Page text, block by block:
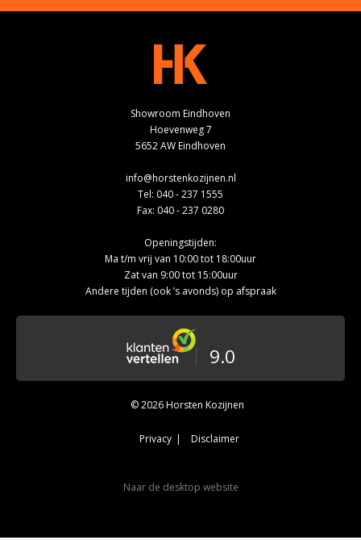
Showroom Eindhoven
Hoevenweg 7
5652 AW Eindhoven
info@horstenkozijnen.nl
Tel: 040 - 237 1555
Fax: 040 - 237 0280
Openingstijden:
Ma t/m vrij van 10:00 tot 18:00uur
Zat van 9:00 tot 15:00uur
Andere tijden (ook ’s avonds) op afspraak
9.0
© 2026 Horsten Kozijnen
Privacy Disclaimer
Naar de desktop website